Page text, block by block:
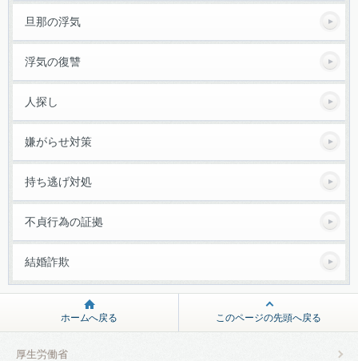
旦那の浮気
浮気の復讐
人探し
嫌がらせ対策
持ち逃げ対処
不貞行為の証拠
結婚詐欺
ホームへ戻る このページの先頭へ戻る
厚生労働省